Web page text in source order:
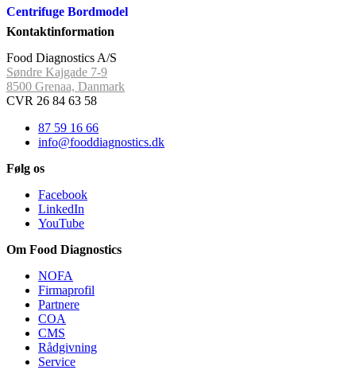
Centrifuge Bordmodel
Kontaktinformation
Food Diagnostics A/S
Søndre Kajgade 7-9
8500 Grenaa, Danmark
CVR 26 84 63 58
87 59 16 66
info@fooddiagnostics.dk
Følg os
Facebook
LinkedIn
YouTube
Om Food Diagnostics
NOFA
Firmaprofil
Partnere
COA
CMS
Rådgivning
Service